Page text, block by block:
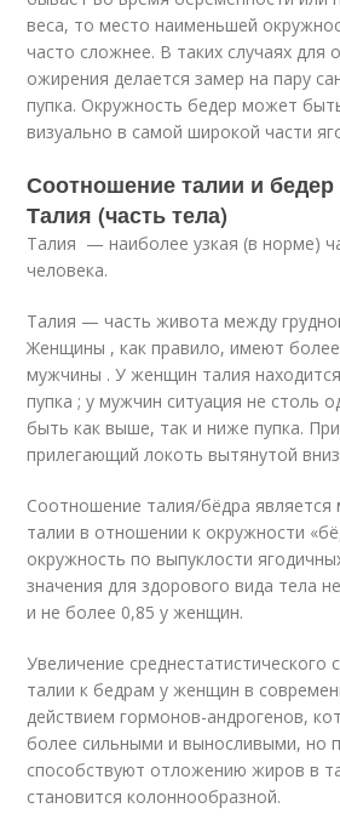
веса, то место наименьшей
часто сложнее. В таких случаях для
ожирения делается замер на пару
пупка. Окружность бедер может
визуально в самой широкой части
Соотношение талии и
Талия (часть тела)
Талия — наиболее узкая (в норме)
человека.
Талия — часть живота между
Женщины , как правило, имеют
мужчины . У женщин талия
пупка ; у мужчин ситуация не столь
быть как выше, так и ниже пупка.
прилегающий локоть вытянутой вниз
Соотношение талия/бёдра является
талии в отношении к окружности
окружность по выпуклости
значения для здорового вида тела
и не более 0,85 у женщин.
Увеличение
талии к бедрам у женщин в
действием гормонов-андрогенов,
более сильными и выносливыми, но
способствуют отложению жиров в
становится колоннообразной.